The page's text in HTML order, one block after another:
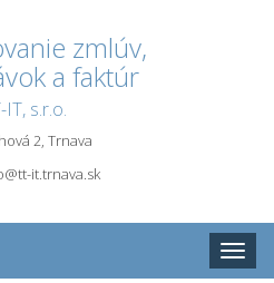
zmlúv,
a faktúr
IT, s.r.o.
2, Trnava
it.trnava.sk
Toggle